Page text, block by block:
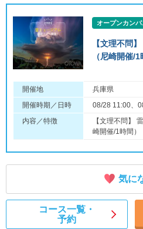
オープンカン
【文理不問
（尼崎開催/1
開催地
兵庫県
開催時期／日時
08/28 11:00、
内容／特徴
【文理不問】
崎開催/1時間）
気に
コース一覧・
予約